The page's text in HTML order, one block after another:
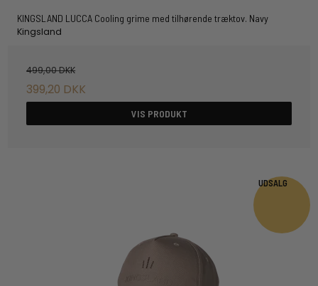
KINGSLAND LUCCA Cooling grime med tilhørende træktov. Navy
Kingsland
499,00 DKK
399,20 DKK
VIS PRODUKT
UDSALG